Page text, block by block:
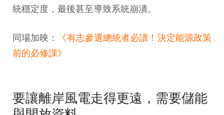
統穩定度，最後甚至導致系統崩潰。
同場加映： 《有志參選總統者必讀！決定能源政策
前的必修課》
要讓離岸風電走得更遠，需要儲能